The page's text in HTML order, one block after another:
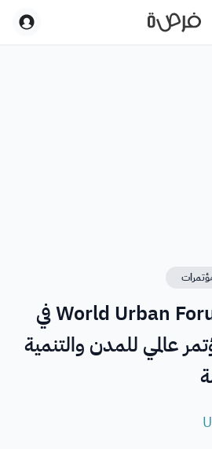
منتدى World Urban Forum 2026 في
عالمي للمدن والتنمية